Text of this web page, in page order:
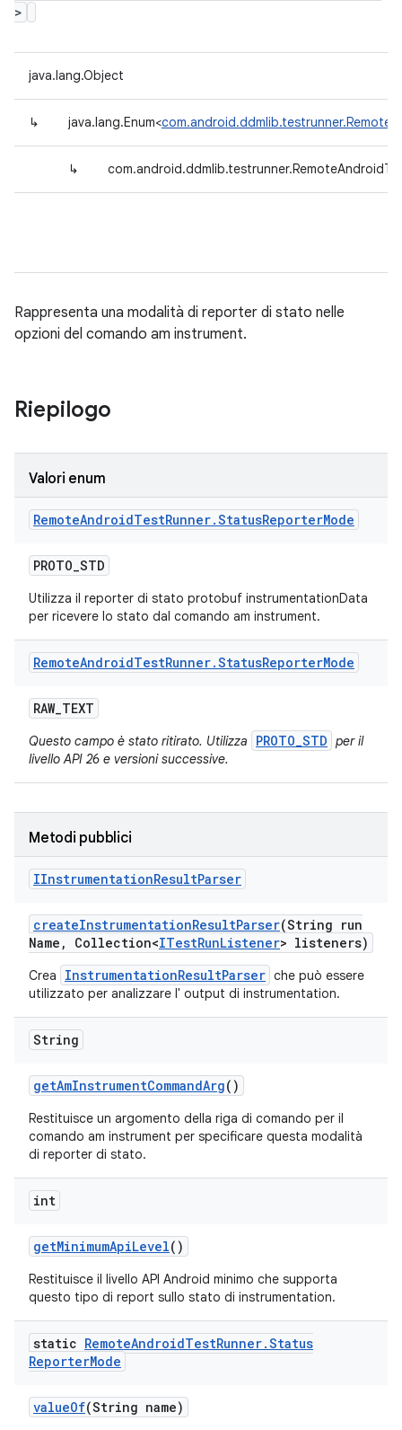
>
java.lang.Object
↳ java.lang.Enum<
↳
Rappresenta una modalità di reporter di stato nelle
opzioni del comando am instrument.
Riepilogo
Valori enum
RemoteAndroidTestRunner.StatusReporterMode
PROTO_STD
Utilizza il reporter di stato protobuf instrumentationData
per ricevere lo stato dal comando am instrument.
RemoteAndroidTestRunner.StatusReporterMode
RAW_TEXT
Questo campo è stato ritirato. Utilizza PROTO_STD per il
livello API 26 e versioni successive.
Metodi pubblici
IInstrumentationResultParser
createInstrumentationResultParser(String run
Name , Collection<ITestRunListener> listeners)
Crea InstrumentationResultParser che può essere
utilizzato per analizzare l' output di instrumentation.
String
getAmInstrumentCommandArg()
Restituisce un argomento della riga di comando per il
comando am instrument per specificare questa modalità
di reporter di stato.
int
getMinimumApiLevel()
Restituisce il livello API Android minimo che supporta
questo tipo di report sullo stato di instrumentation.
static RemoteAndroidTestRunner.Status
ReporterMode
valueOf(String name)